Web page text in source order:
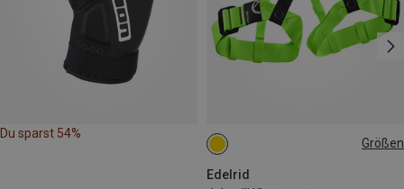
Du sparst 54%
Größen
Edelrid
45-115CM